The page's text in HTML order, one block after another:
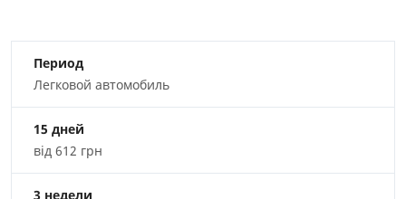
Период
Легковой автомобиль
15 дней
від 612 грн
3 недели